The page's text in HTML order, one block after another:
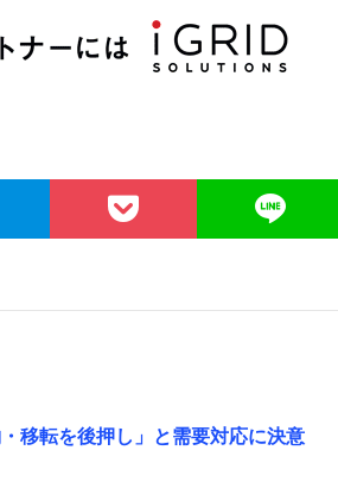
移転を後押し」と需要対応に決意